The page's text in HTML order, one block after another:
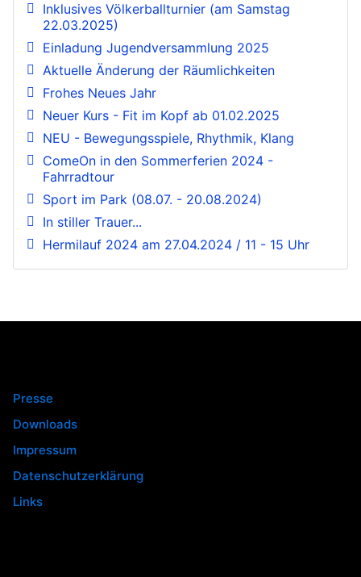
Inklusives Völkerballturnier (am Samstag
22.03.2025)
Einladung Jugendversammlung 2025
Aktuelle Änderung der Räumlichkeiten
Frohes Neues Jahr
Neuer Kurs - Fit im Kopf ab 01.02.2025
NEU - Bewegungsspiele, Rhythmik, Klang
ComeOn in den Sommerferien 2024 -
Fahrradtour
Sport im Park (08.07. - 20.08.2024)
In stiller Trauer...
Hermilauf 2024 am 27.04.2024 / 11 - 15 Uhr
Presse
Downloads
Impressum
Datenschutzerklärung
Links